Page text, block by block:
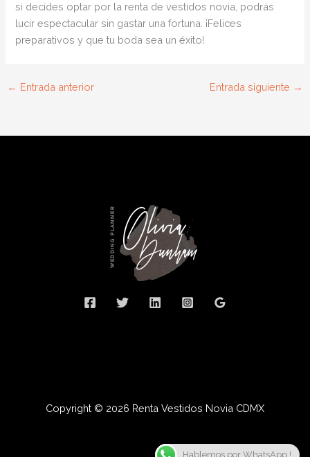
si decides optar por la renta de vestidos novia, podrás
lucir espectacular sin gastar una fortuna. ¡Felices
preparativos y que tu boda sea un éxito!
← Entrada anterior Entrada siguiente →
Copyright © 2026 Renta Vestidos Novia CDMX
Hablemos por WhatsApp !